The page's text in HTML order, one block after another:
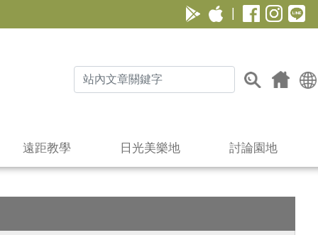
遠距教學 日光美樂地 討論園地